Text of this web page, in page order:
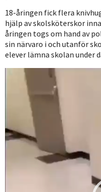
18-åringen fick flera
hjälp av skolsköterskor
åringen togs om hand av
sin närvaro i och utanför
elever lämna skolan under
Videospelare